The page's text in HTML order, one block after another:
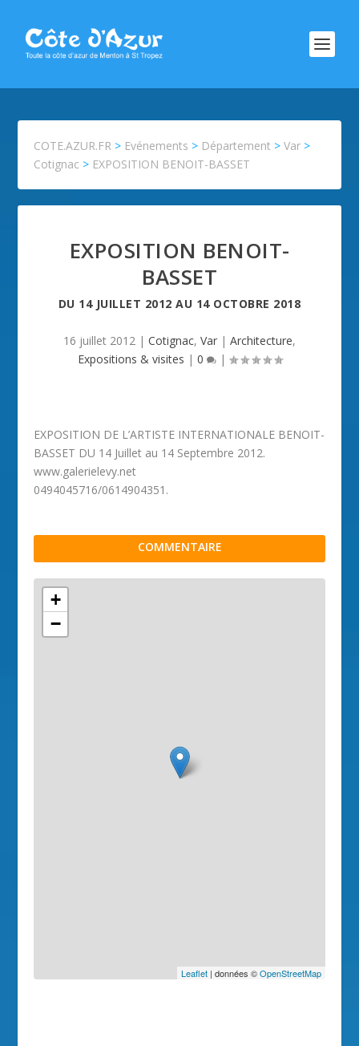
COTE.AZUR.FR > Evénements > Département >Var >
Cotignac > EXPOSITION BENOIT-BASSET
EXPOSITION BENOIT-
BASSET
DU 14 JUILLET 2012 AU 14 OCTOBRE 2018
16 juillet 2012 | Cotignac, Var | Architecture,
Expositions & visites | 0 |
EXPOSITION DE L’ARTISTE INTERNATIONALE BENOIT-
BASSET DU 14 Juillet au 14 Septembre 2012.
www.galerielevy.net
0494045716/0614904351.
COMMENTAIRE
+
−
Leaflet| données ©OpenStreetMap